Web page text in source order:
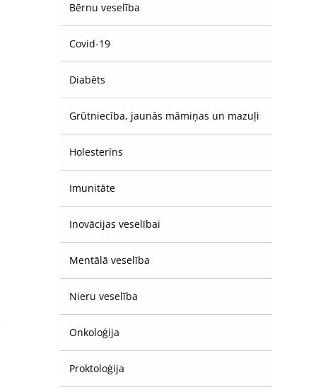
Bērnu veselība
Covid-19
Diabēts
Grūtniecība, jaunās māmiņas un mazuļi
Holesterīns
Imunitāte
Inovācijas veselībai
Mentālā veselība
Nieru veselība
Onkoloģija
Proktoloģija